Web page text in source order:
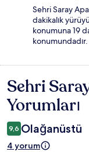
Sehri Saray
dakikalık
konumuna 19
konumundadır.
Yorumlar
Sehri
Yorumları
9,6 Olağanüstü
4 yorum